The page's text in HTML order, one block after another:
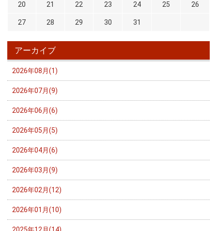
20 21 22 23 24 25 26
27 28 29 30 31
アーカイブ
2026年08月(1)
2026年07月(9)
2026年06月(6)
2026年05月(5)
2026年04月(6)
2026年03月(9)
2026年02月(12)
2026年01月(10)